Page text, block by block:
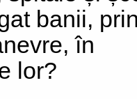
banii, prin
în
lor?